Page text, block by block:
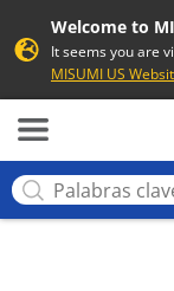
Welcome to
It seems you are
MISUMI US